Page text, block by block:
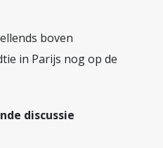
boven
in Parijs nog op de
discussie